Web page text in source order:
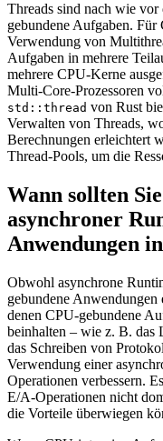
Threads sind nach wie
gebundene Aufgaben.
Verwendung von
Aufgaben in mehrere
mehrere CPU-Kerne
Multi-Core-Prozessoren
std::thread von Rust
Verwalten von Threads,
Berechnungen erleichtert
Thread-Pools, um die
Wann sollten
asynchroner
Anwendungen
Obwohl asynchrone
gebundene
denen CPU-gebundene
beinhalten – wie z. B. das
das Schreiben von
Verwendung einer
Operationen verbessern.
E/A-Operationen nicht
die Vorteile überwiegen